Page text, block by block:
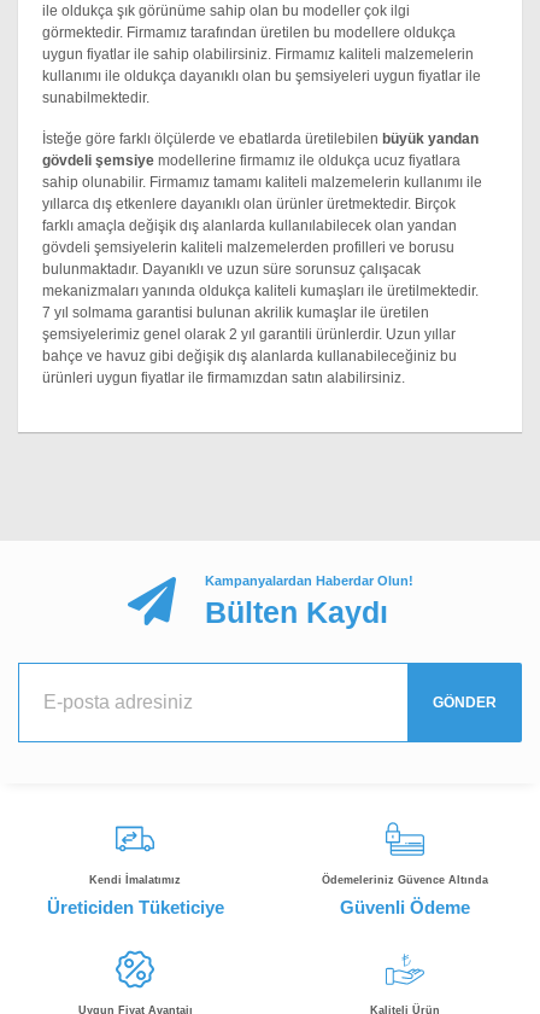
ile oldukça şık görünüme sahip olan bu modeller çok ilgi
görmektedir. Firmamız tarafından üretilen bu modellere oldukça
uygun fiyatlar ile sahip olabilirsiniz. Firmamız kaliteli malzemelerin
kullanımı ile oldukça dayanıklı olan bu şemsiyeleri uygun fiyatlar ile
sunabilmektedir.
İsteğe göre farklı ölçülerde ve ebatlarda üretilebilen büyük yandan
gövdeli şemsiye modellerine firmamız ile oldukça ucuz fiyatlara
sahip olunabilir. Firmamız tamamı kaliteli malzemelerin kullanımı ile
yıllarca dış etkenlere dayanıklı olan ürünler üretmektedir. Birçok
farklı amaçla değişik dış alanlarda kullanılabilecek olan yandan
gövdeli şemsiyelerin kaliteli malzemelerden profilleri ve borusu
bulunmaktadır. Dayanıklı ve uzun süre sorunsuz çalışacak
mekanizmaları yanında oldukça kaliteli kumaşları ile üretilmektedir.
7 yıl solmama garantisi bulunan akrilik kumaşlar ile üretilen
şemsiyelerimiz genel olarak 2 yıl garantili ürünlerdir. Uzun yıllar
bahçe ve havuz gibi değişik dış alanlarda kullanabileceğiniz bu
ürünleri uygun fiyatlar ile firmamızdan satın alabilirsiniz.
Kampanyalardan Haberdar Olun!
Bülten Kaydı
GÖNDER
Kendi İmalatımız
Üreticiden Tüketiciye
Ödemeleriniz Güvence Altında
Güvenli Ödeme
Uygun Fiyat Avantajı Kaliteli Ürün